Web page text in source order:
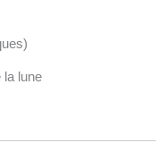
la lune